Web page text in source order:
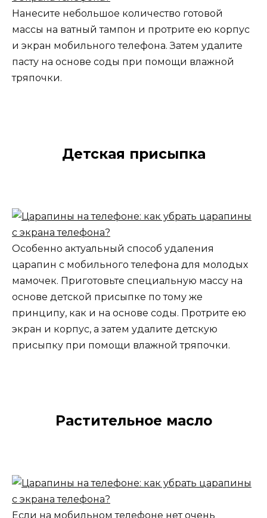
Нанесите небольшое количество готовой
массы на ватный тампон и протрите ею корпус
и экран мобильного телефона. Затем удалите
пасту на основе соды при помощи влажной
тряпочки.
Детская присыпка
Особенно актуальный способ удаления
царапин с мобильного телефона для молодых
мамочек. Приготовьте специальную массу на
основе детской присыпке по тому же
принципу, как и на основе соды. Протрите ею
экран и корпус, а затем удалите детскую
присыпку при помощи влажной тряпочки.
Растительное масло
Если на мобильном телефоне нет очень